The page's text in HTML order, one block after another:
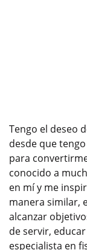
Tengo el deseo
desde que
para
conocido a
en mí y me
manera similar,
alcanzar
de servir,
especialista en